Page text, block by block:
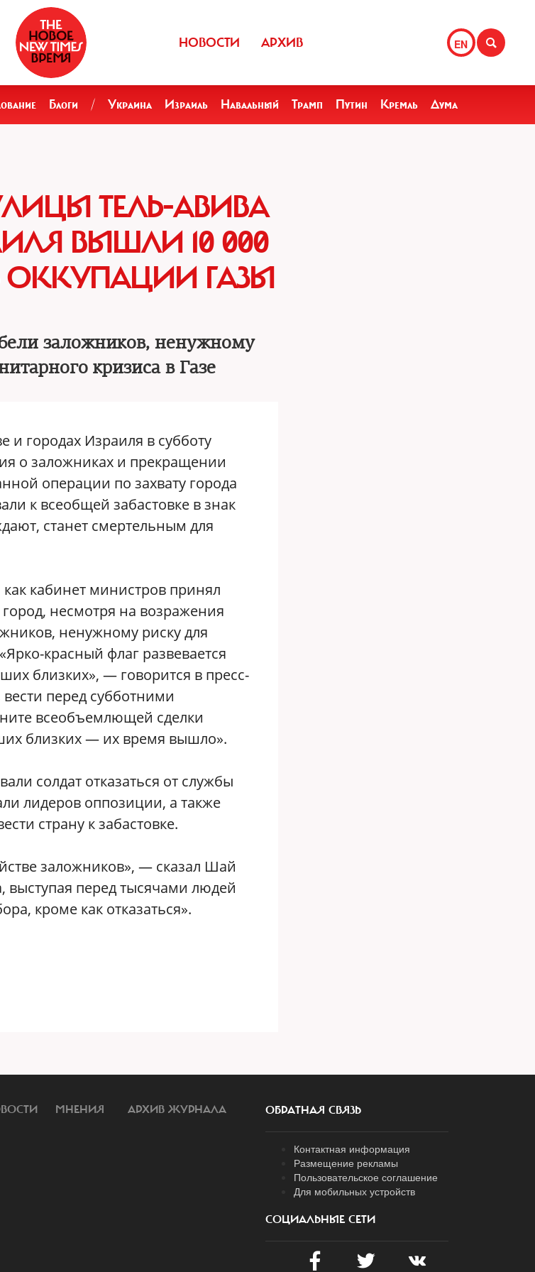
EN
НОВОСТИ АРХИВ
Блоги / Украина Израиль Навальный Трамп Путин Кремль Дума
ТЕЛЬ-АВИВА
ВЫШЛИ 10 000
ГАЗЫ
заложников, ненужному
кризиса в Газе
и городах Израиля в субботу
о заложниках и прекращении
операции по захвату города
к всеобщей забастовке в знак
станет смертельным для
кабинет министров принял
несмотря на возражения
ненужному риску для
красный флаг развевается
близких», — говорится в пресс-
перед субботними
всеобъемлющей сделки
близких — их время вышло».
солдат отказаться от службы
лидеров оппозиции, а также
страну к забастовке.
заложников», — сказал Шай
перед тысячами людей
кроме как отказаться».
МНЕНИЯ АРХИВ ЖУРНАЛА ОБРАТНАЯ СВЯЗЬ
Контактная информация
Размещение рекламы
Пользовательское соглашение
Для мобильных устройств
СОЦИАЛЬНЫЕ СЕТИ